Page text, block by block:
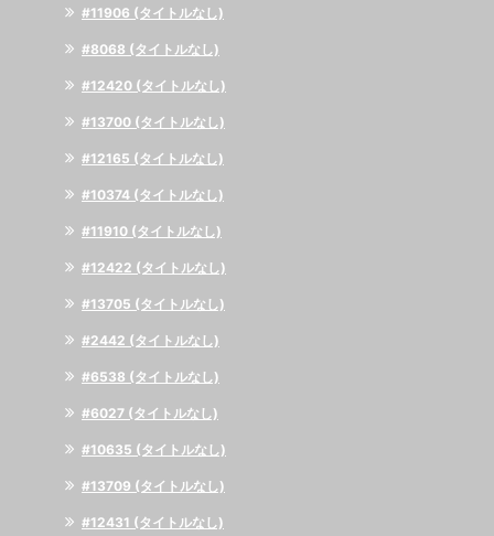
#11906 (タイトルなし)
#8068 (タイトルなし)
#12420 (タイトルなし)
#13700 (タイトルなし)
#12165 (タイトルなし)
#10374 (タイトルなし)
#11910 (タイトルなし)
#12422 (タイトルなし)
#13705 (タイトルなし)
#2442 (タイトルなし)
#6538 (タイトルなし)
#6027 (タイトルなし)
#10635 (タイトルなし)
#13709 (タイトルなし)
#12431 (タイトルなし)